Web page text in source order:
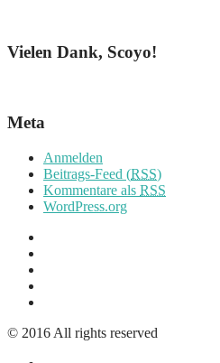
Vielen Dank, Scoyo!
Meta
Anmelden
Beitrags-Feed (RSS)
Kommentare als RSS
WordPress.org
© 2016 All rights reserved